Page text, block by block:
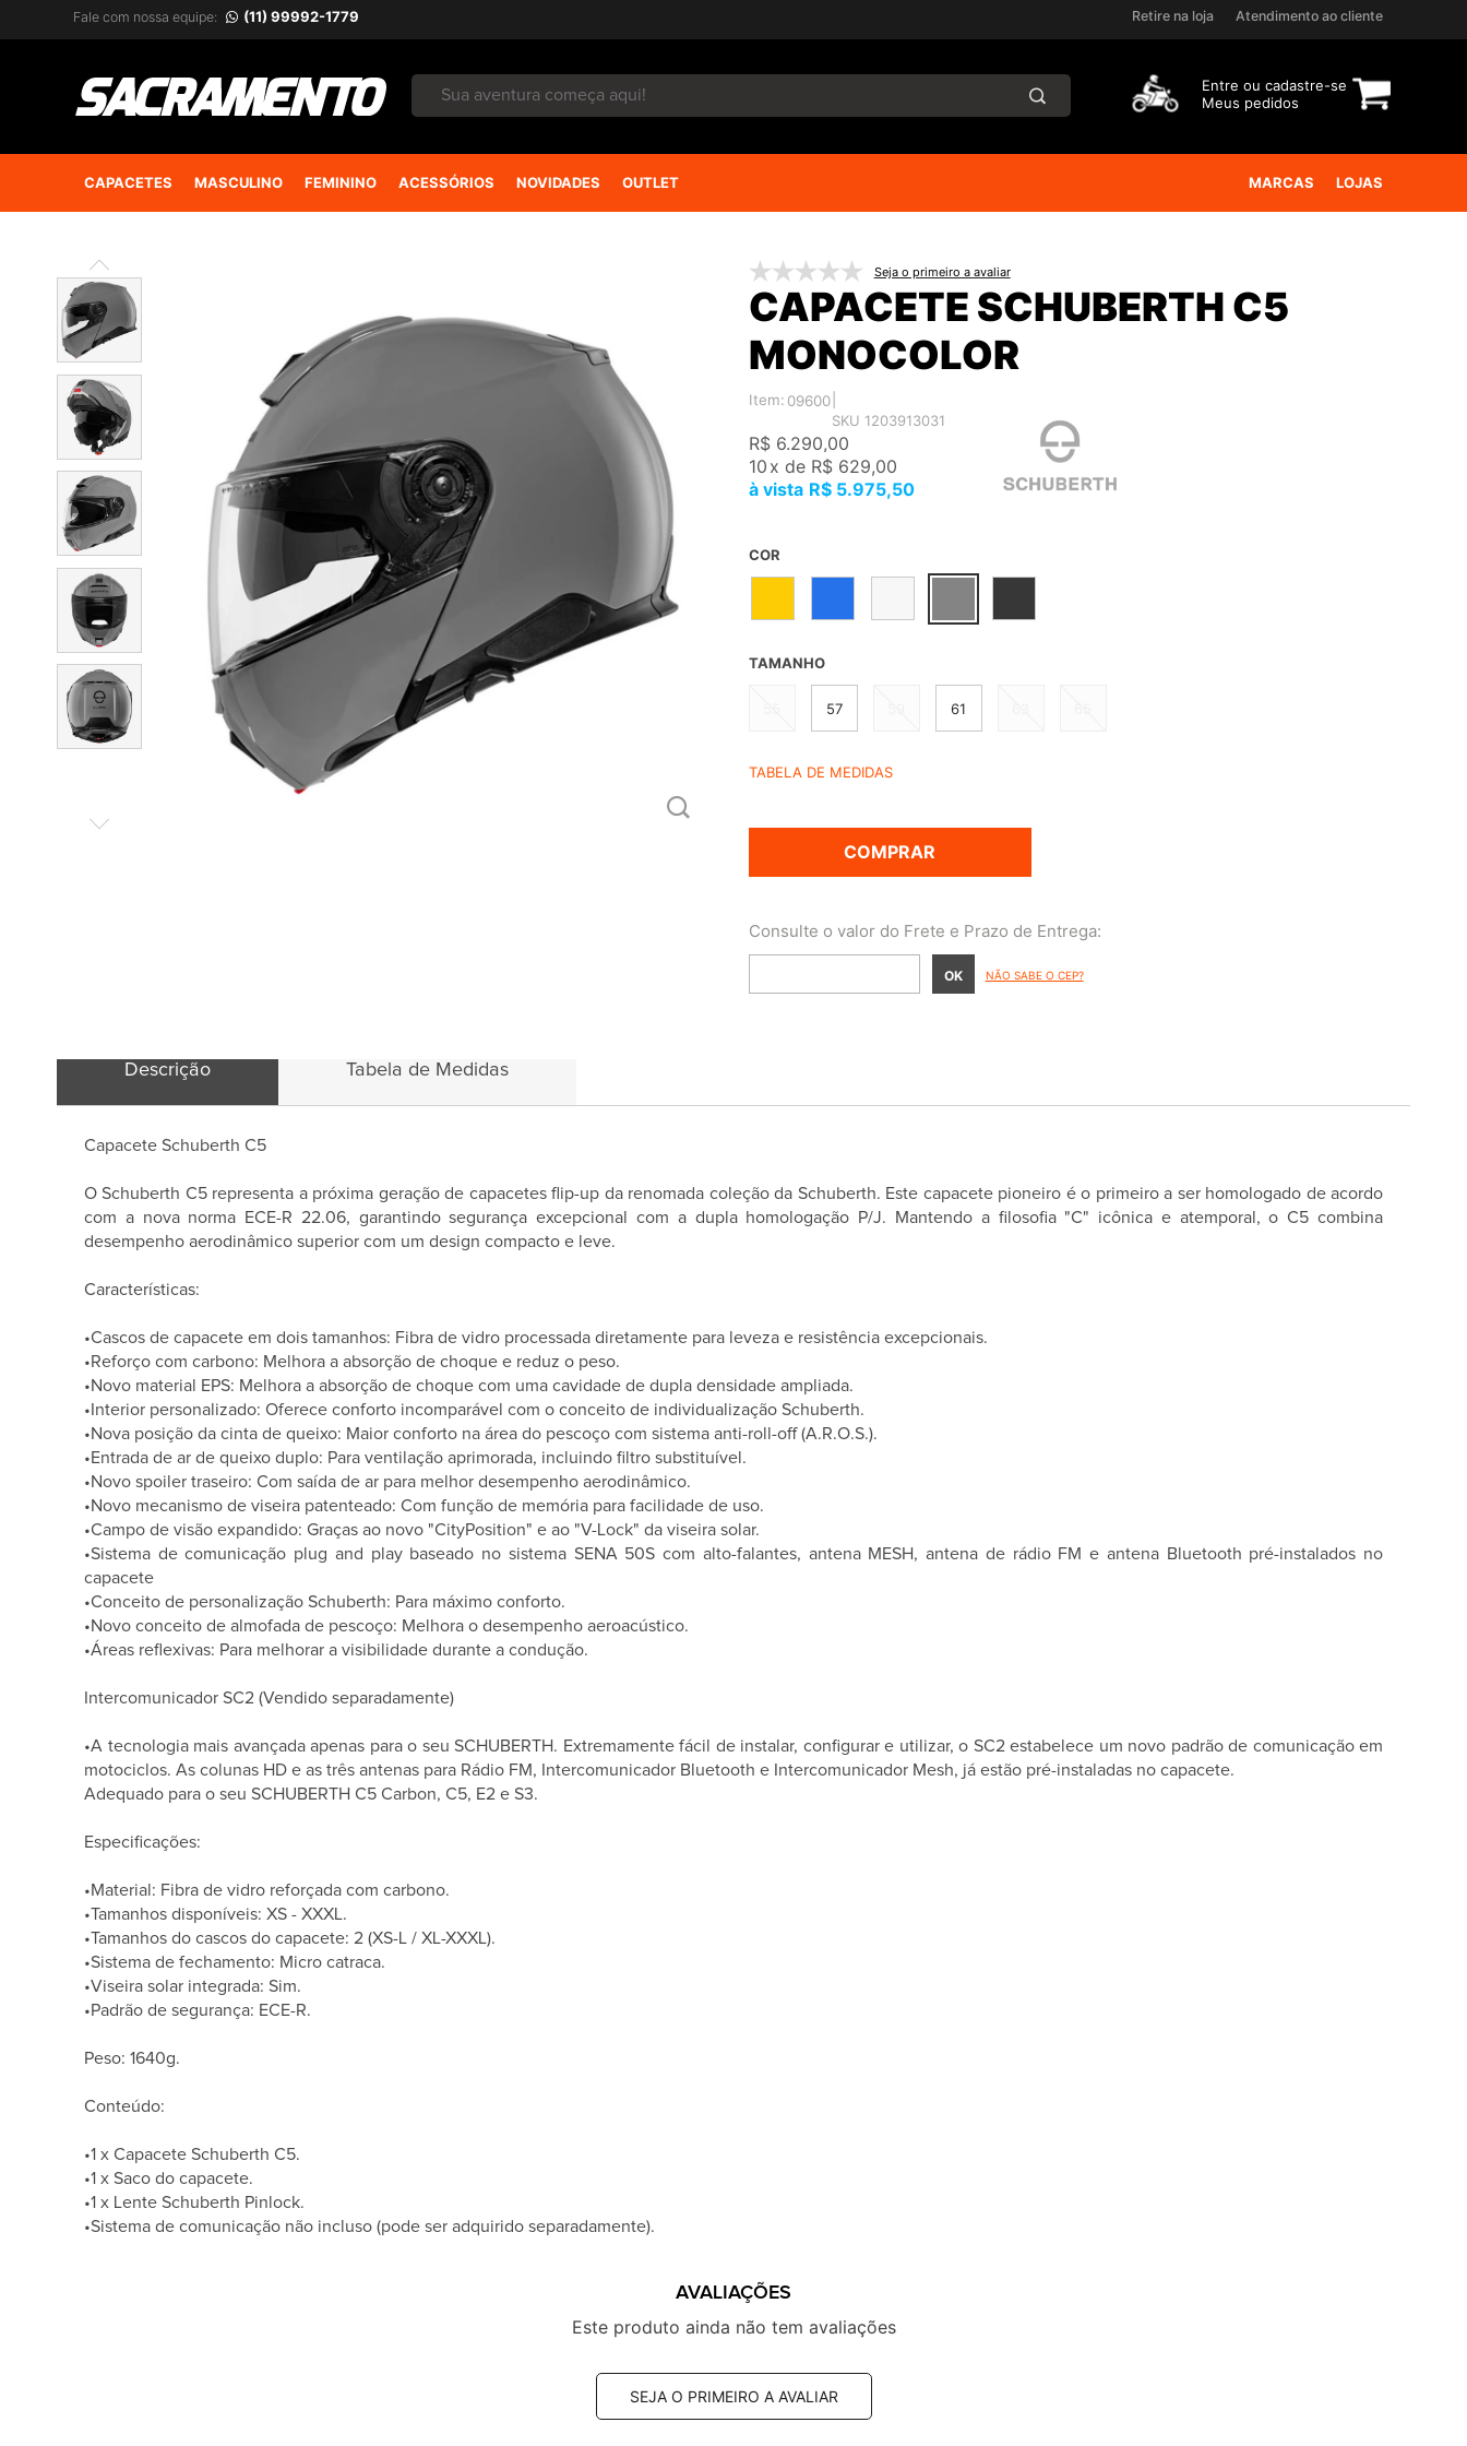
Fale com nossa equipe: (11) 99992-1779 Retire na loja Atendimento ao cliente
Entre ou cadastre-se
Meus pedidos
CAPACETES MASCULINO FEMININO ACESSÓRIOS NOVIDADES OUTLET LOJAS
MARCAS
Seja o primeiro a avaliar
CAPACETE SCHUBERTH C5
MONOCOLOR
Item: 09600
SKU 1203913031
R$ 6.290,00
10 x de R$ 629,00
R$ 5.975,50
COR
TAMANHO
57 61
TABELA DE MEDIDAS
COMPRAR
NÃO SABE O CEP?
Descrição Tabela de Medidas
Capacete Schuberth C5
O Schuberth C5 representa a próxima geração de capacetes flip-up da renomada coleção da Schuberth. Este capacete pioneiro é o primeiro a ser homologado de acordo
com a nova norma ECE-R 22.06, garantindo segurança excepcional com a dupla homologação P/J. Mantendo a filosofia "C" icônica e atemporal, o C5 combina
desempenho aerodinâmico superior com um design compacto e leve.
Características:
•Cascos de capacete em dois tamanhos: Fibra de vidro processada diretamente para leveza e resistência excepcionais.
•Reforço com carbono: Melhora a absorção de choque e reduz o peso.
•Novo material EPS: Melhora a absorção de choque com uma cavidade de dupla densidade ampliada.
•Interior personalizado: Oferece conforto incomparável com o conceito de individualização Schuberth.
•Nova posição da cinta de queixo: Maior conforto na área do pescoço com sistema anti-roll-off (A.R.O.S.).
•Entrada de ar de queixo duplo: Para ventilação aprimorada, incluindo filtro substituível.
•Novo spoiler traseiro: Com saída de ar para melhor desempenho aerodinâmico.
•Novo mecanismo de viseira patenteado: Com função de memória para facilidade de uso.
•Campo de visão expandido: Graças ao novo "CityPosition" e ao "V-Lock" da viseira solar.
•Sistema de comunicação plug and play baseado no sistema SENA 50S com alto-falantes, antena MESH, antena de rádio FM e antena Bluetooth pré-instalados no
capacete
•Conceito de personalização Schuberth: Para máximo conforto.
•Novo conceito de almofada de pescoço: Melhora o desempenho aeroacústico.
•Áreas reflexivas: Para melhorar a visibilidade durante a condução.
Intercomunicador SC2 (Vendido separadamente)
•A tecnologia mais avançada apenas para o seu SCHUBERTH. Extremamente fácil de instalar, configurar e utilizar, o SC2 estabelece um novo padrão de comunicação em
motociclos. As colunas HD e as três antenas para Rádio FM, Intercomunicador Bluetooth e Intercomunicador Mesh, já estão pré-instaladas no capacete.
Adequado para o seu SCHUBERTH C5 Carbon, C5, E2 e S3.
Especificações:
•Material: Fibra de vidro reforçada com carbono.
•Tamanhos disponíveis: XS - XXXL.
•Tamanhos do cascos do capacete: 2 (XS-L / XL-XXXL).
•Sistema de fechamento: Micro catraca.
•Viseira solar integrada: Sim.
•Padrão de segurança: ECE-R.
Peso: 1640g.
Conteúdo:
•1 x Capacete Schuberth C5.
•1 x Saco do capacete.
•1 x Lente Schuberth Pinlock.
•Sistema de comunicação não incluso (pode ser adquirido separadamente).
AVALIAÇÕES
Este produto ainda não tem avaliações
SEJA O PRIMEIRO A AVALIAR